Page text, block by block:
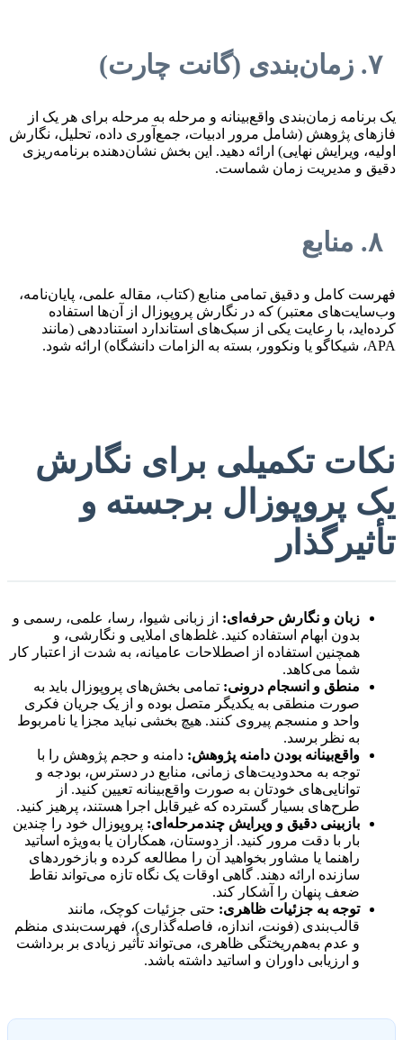
۷. زمان‌بندی (گانت چارت)
یک برنامه زمان‌بندی واقع‌بینانه و مرحله به مرحله برای هر یک از
فازهای پژوهش (شامل مرور ادبیات، جمع‌آوری داده، تحلیل، نگارش
اولیه، ویرایش نهایی) ارائه دهید. این بخش نشان‌دهنده برنامه‌ریزی
دقیق و مدیریت زمان شماست.
۸. منابع
فهرست کامل و دقیق تمامی منابع (کتاب، مقاله علمی، پایان‌نامه،
وب‌سایت‌های معتبر) که در نگارش پروپوزال از آن‌ها استفاده
کرده‌اید، با رعایت یکی از سبک‌های استاندارد استناددهی (مانند
APA، شیکاگو یا ونکوور، بسته به الزامات دانشگاه) ارائه شود.
نکات تکمیلی برای نگارش
یک پروپوزال برجسته و
تأثیرگذار
زبان و نگارش حرفه‌ای: از زبانی شیوا، رسا، علمی، رسمی و
بدون ابهام استفاده کنید. غلط‌های املایی و نگارشی، و
همچنین استفاده از اصطلاحات عامیانه، به شدت از اعتبار کار
شما می‌کاهد.
منطق و انسجام درونی: تمامی بخش‌های پروپوزال باید به
صورت منطقی به یکدیگر متصل بوده و از یک جریان فکری
واحد و منسجم پیروی کنند. هیچ بخشی نباید مجزا یا نامربوط
به نظر برسد.
واقع‌بینانه بودن دامنه پژوهش: دامنه و حجم پژوهش را با
توجه به محدودیت‌های زمانی، منابع در دسترس، بودجه و
توانایی‌های خودتان به صورت واقع‌بینانه تعیین کنید. از
طرح‌های بسیار گسترده که غیرقابل اجرا هستند، پرهیز کنید.
بازبینی دقیق و ویرایش چندمرحله‌ای: پروپوزال خود را چندین
بار با دقت مرور کنید. از دوستان، همکاران یا به‌ویژه اساتید
راهنما یا مشاور بخواهید آن را مطالعه کرده و بازخوردهای
سازنده ارائه دهند. گاهی اوقات یک نگاه تازه می‌تواند نقاط
ضعف پنهان را آشکار کند.
توجه به جزئیات ظاهری: حتی جزئیات کوچک، مانند
قالب‌بندی (فونت، اندازه، فاصله‌گذاری)، فهرست‌بندی منظم
و عدم به‌هم‌ریختگی ظاهری، می‌تواند تأثیر زیادی بر برداشت
و ارزیابی داوران و اساتید داشته باشد.